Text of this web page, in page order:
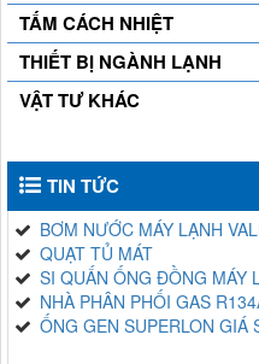
TẤM CÁCH NHIỆT
THIẾT BỊ NGÀNH LẠNH
VẬT TƯ KHÁC
TIN TỨC
BƠM NƯỚC MÁY LẠNH
QUẠT TỦ MÁT
SI QUẤN ỐNG ĐỒNG MÁY
NHÀ PHÂN PHỐI GAS
ỐNG GEN SUPERLON GIÁ